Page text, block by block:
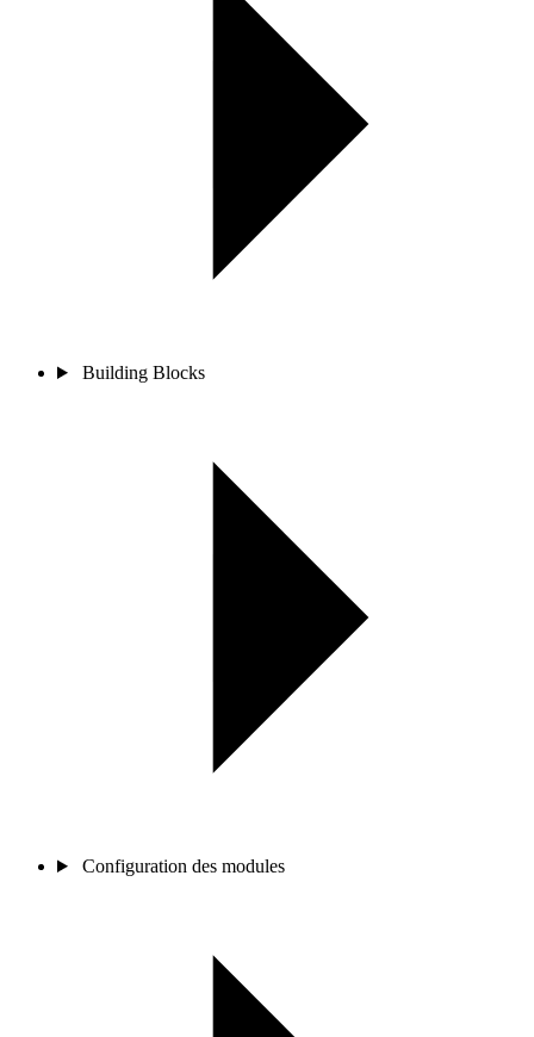
Building Blocks
Configuration des modules